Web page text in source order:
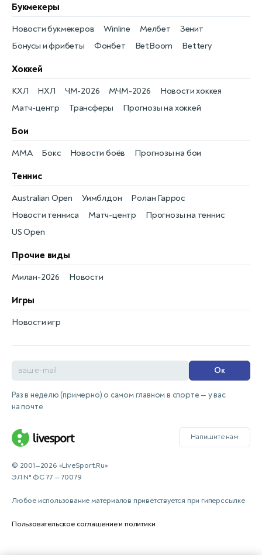
Букмекеры
Бонусы и фрибеты
Новости букмекеров
Фонбет
Winline
BetBoom
Мелбет
Bettery
Зенит
Хоккей
Новости хоккея
КХЛ
Матч-центр
НХЛ
Трансферы
ЧМ-2026
Прогнозы на хоккей
МЧМ-2026
Бои
Новости боёв
MMA Прогнозы на бои
Бокс
Теннис
Новости тенниса
Australian Open
Матч-центр
Уимблдон
Прогнозы на теннис
Ролан Гаррос
US Open
Прочие виды
Новости
Милан-2026
Игры
Новости игр
Ок
Раз в неделю (примерно) о самом главном в спорте — у вас
на почте
Напишите нам
© 2001—2026 «LiveSport.Ru»
ЭЛ № ФС 77 — 70079
Любое использование материалов приветствуется при гиперссылке
Пользовательское соглашение и политики